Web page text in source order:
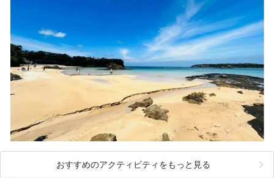
おすすめのアクティビティをもっと見る